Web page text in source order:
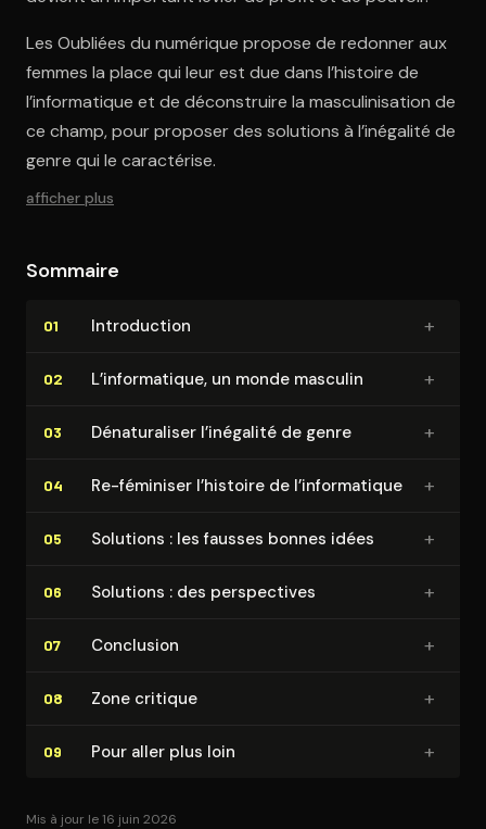
Les Oubliées du numérique propose de redonner aux
femmes la place qui leur est due dans l’histoire de
l’informatique et de déconstruire la masculinisation de
ce champ, pour proposer des solutions à l’inégalité de
genre qui le caractérise.
afficher plus
Sommaire
01 In­tro­duc­tion +
02 L’in­for­ma­tique, un monde masculin +
03 Dé­na­tu­ra­li­ser l’inégalité de genre +
04 Re-féminiser l’histoire de l’in­for­ma­tique +
05 Solutions : les fausses bonnes idées +
06 Solutions : des pers­pec­tives +
07 Conclusion +
08 Zone critique +
09 Pour aller plus loin +
Mis à jour le 16 juin 2026